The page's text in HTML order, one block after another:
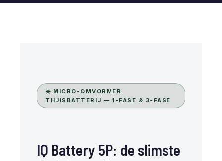
☀️ MICRO-OMVORMER
THUISBATTERIJ — 1-FASE & 3-FASE
IQ Battery 5P: de slimste